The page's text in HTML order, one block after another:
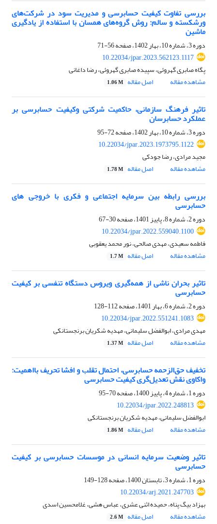
بررسی تفاوت کیفیت حسابرسی و مدیریت سود در شرکت‌های
ورشکسته و سالم: روش گروه‌های همسان با استفاده از یادگیری
ماشین
دوره 3، شماره 10، بهار 1402، صفحه
56-71
10.22034/jpar.2023.562123.1117
پگاه صابری گهروئی، سپیده صابری گهروئی، رضا داغانی
مشاهده مقاله
اصل مقاله 1.06 M
تاثیر فرهنگ سازمانی، حاکمیت شرکتی وکیفیت حسابرسی بر
عملکرد حسابرسان
دوره 3، شماره 10، بهار 1402، صفحه
72-95
10.22034/jpar.2023.1973795.1122
مجید مرادی، رضا جودکی
مشاهده مقاله
اصل مقاله 1.78 M
بررسی رابطه بین سرمایه اجتماعی و فکری با خروجی های
حسابرسی
دوره 2، شماره 8، پاییز 1401، صفحه
30-67
10.22034/jpar.2022.559040.1100
فاطمه سعیدی، مهدی صالحی، نور محمد یعقوبی
مشاهده مقاله
اصل مقاله 1.7 M
تاثیر بحران ناشی از همه‌گیری ویروس‌ دستگاه تنفسی بر کیفیت
حسابرسی
دوره 2، شماره 6، بهار 1401، صفحه
112-128
10.22034/jpar.2022.551241.1083
مهدی مرادی، ابوالفضل سلیمانی، مهدیه شکریان برنجستانکی
مشاهده مقاله
اصل مقاله 1.37 M
تخفیف حق‌الزحمه حسابرسی، احتمال تقلب و افشا تحریف بااهمیت:
واکاوی نقش تعدیل‌گری کیفیت حسابرسی
دوره 1، شماره 4، پاییز 1400، صفحه
70-95
10.22034/jpar.2022.248813
ابوالفضل سلیمانی، مهدیه شکریان برنجستانکی
مشاهده مقاله
اصل مقاله 1.86 M
تاثیر وضعیت سرمایه انسانی در موسسات حسابرسی بر کیفیت
حسابرسی
دوره 1، شماره 3، تابستان 1400، صفحه
128-149
10.22034/arj.2021.247703
بهزاد بیگ پناه، حمیده اثنی عشری، عباس هشی، غلامحسین اسدی
مشاهده مقاله
اصل مقاله 2.6 M